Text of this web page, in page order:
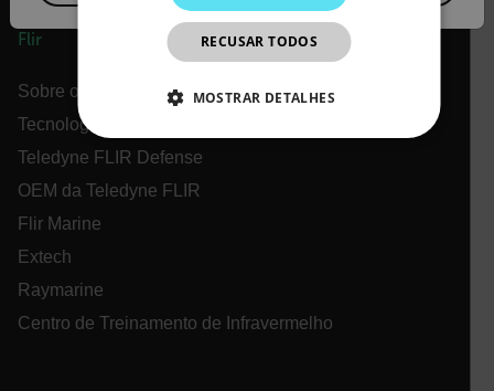
Flir
Sobre o Flir
Tecnologias Teledyne
Teledyne FLIR Defense
OEM da Teledyne FLIR
Flir Marine
Extech
Raymarine
Centro de Treinamento de Infravermelho
JAPANESE
CHINESE
RECUSAR TODOS
MOSTRAR DETALHES
ESTRITAMENTE NECESSÁRIOS
DESEMPENHO